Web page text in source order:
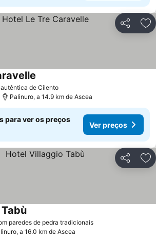
Partilhar
de Cilento
Palinuro, a 14.9 km de Ascea
para ver os preços
Ver preços
Partilhar
paredes de pedra tradicionais
a 16.0 km de Ascea